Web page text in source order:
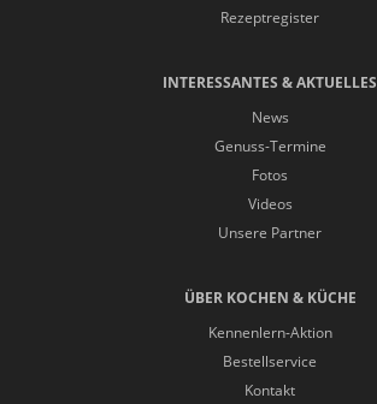
Rezeptregister
INTERESSANTES & AKTUELLES
News
Genuss-Termine
Fotos
Videos
Unsere Partner
ÜBER KOCHEN & KÜCHE
Kennenlern-Aktion
Bestellservice
Kontakt